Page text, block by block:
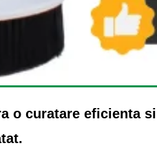
o curatare eficienta